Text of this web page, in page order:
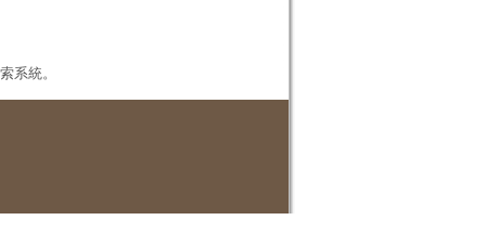
系統。